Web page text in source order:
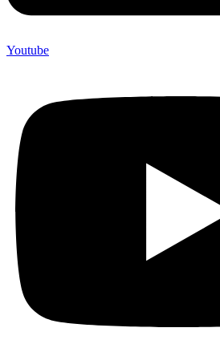
Youtube